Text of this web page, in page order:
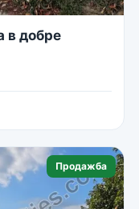
в добре
Продажба